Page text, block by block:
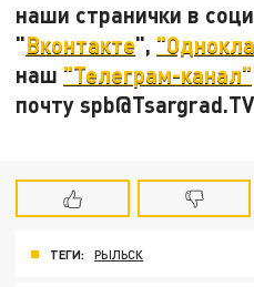
наши странички в
"Вконтакте",
наш "Телеграм-канал"
почту spb@Tsargrad.TV
ТЕГИ: РЫЛЬСК